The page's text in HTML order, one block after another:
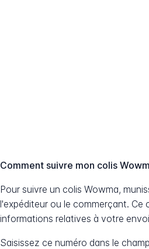
Comment suivre mon colis
Pour suivre un colis Wowma,
l'expéditeur ou le commerçant. Ce
informations relatives à votre
Saisissez ce numéro dans le